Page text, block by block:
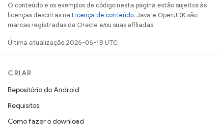
O conteúdo e os exemplos de código nesta página estão sujeitos às
licenças descritas na Licença de conteúdo. Java e OpenJDK são
marcas registradas da Oracle e/ou suas afiliadas.
Última atualização 2026-06-18 UTC.
CRIAR
Repositório do Android
Requisitos
Como fazer o download